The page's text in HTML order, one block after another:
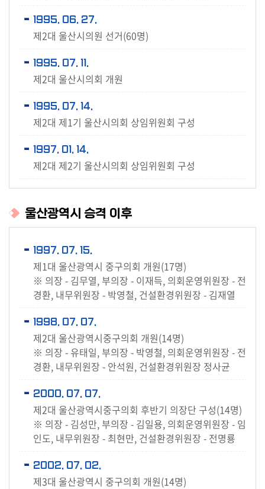
1995. 06. 27.
제2대 울산시의원 선거(60명)
1995. 07. 11.
제2대 울산시의회 개원
1995. 07. 14.
제2대 제1기 울산시의회 상임위원회 구성
1997. 01. 14.
제2대 제2기 울산시의회 상임위원회 구성
울산광역시 승격 이후
1997. 07. 15.
제1대 울산광역시 중구의회 개원(17명)
※ 의장 - 김무열, 부의장 - 이재득, 의회운영위원장 - 전
경환, 내무위원장 - 박영철, 건설환경위원장 - 김재열
1998. 07. 07.
제2대 울산광역시중구의회 개원(14명)
※ 의장 - 유태일, 부의장 - 박영철, 의회운영위원장 - 전
경환, 내무위원장 - 안석원, 건설환경위원장 정사균
2000. 07. 07.
제2대 울산광역시중구의회 후반기 의장단 구성(14명)
※ 의장 - 김성만, 부의장 - 김일용, 의회운영위원장 - 임
인도, 내무위원장 - 최현만, 건설환경위원장 - 전명룡
2002. 07. 02.
제3대 울산광역시 중구의회 개원(14명)